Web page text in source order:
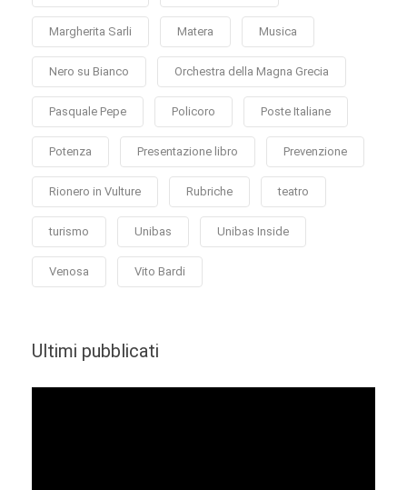
Margherita Sarli Matera Musica
Nero su Bianco Orchestra della Magna Grecia
Pasquale Pepe Policoro Poste Italiane
Potenza Presentazione libro Prevenzione
Rionero in Vulture Rubriche teatro
turismo Unibas Unibas Inside
Venosa Vito Bardi
Ultimi pubblicati